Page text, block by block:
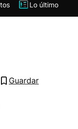
Klisk
Lo último
Guardar